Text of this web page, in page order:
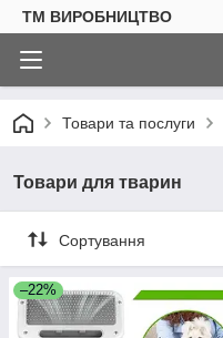
ТМ ВИРОБНИЦТВО
Товари та послуги
Товари для тварин
Сортування
–22%